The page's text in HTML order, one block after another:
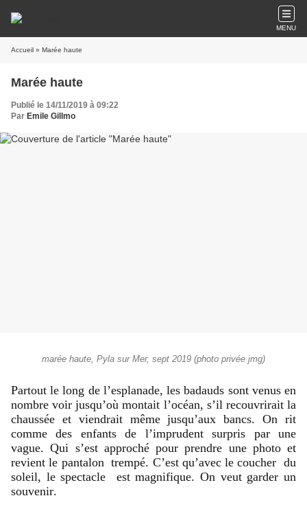
MENU
Accueil » Marée haute
Marée haute
Publié le 14/11/2019 à 09:22
Par Emile Gillmo
marée haute, Pyla sur Mer, sept 2019 (photo privée jmg)
Partout le long de l’esplanade, les badauds sont venus en
nombre voir jusqu’où montait l’océan, s’il recouvrirait la
chaussée et viendrait même jusqu’aux bancs. On rit
comme des enfants de l’imprudent surpris par une
vague. Qui s’est approché pour prendre une photo et
revient le pantalon trempé. C’est qu’avec le coucher du
soleil, le spectacle est magnifique. On veut garder un
souvenir.